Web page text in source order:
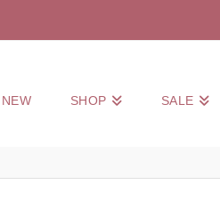
NEW SHOP SALE